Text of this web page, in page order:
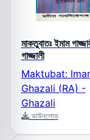
মাকতুবাতঃ ইমাম
গাজ্জালী
Maktubat:
Ghazali (RA) -
Ghazali
ডাউনলোড